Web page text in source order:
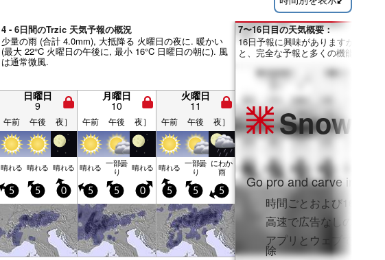
4 - 6日間のTrzic 天気予報の概況
少量の雨 (合計 4.0mm), 大抵降る 火曜日の夜に. 暖かい
(最大 22°C 火曜日の午後に, 最小 16°C 日曜日の朝に). 風
は通常微風.
日曜日
9
月曜日
10
火曜日
11
午前 午後 夜］ 午前 午後 夜］ 午前 午後 夜］
晴れる 晴れる 晴れる 晴れる 一部曇
り 晴れる 晴れる 一部曇
り
にわか
雨
5 5 0 5 5 0 5 5 5
7〜16日目の天気概要：
16日予報に興味がありますか？Pro
と、完全な予報と多くの機能を利用
Snow
Go pro and carve into:
時間ごとおよび16日間
高速で広告なしのブラ
アプリとウェブでフル
除